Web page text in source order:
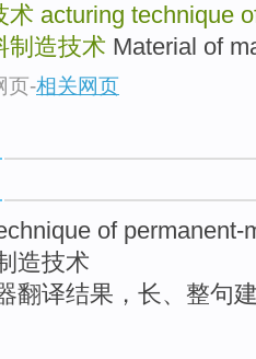
术 acturing technique
制造技术 Material of
页-相关网页
of permanent-
造技术
翻译结果，长、整句